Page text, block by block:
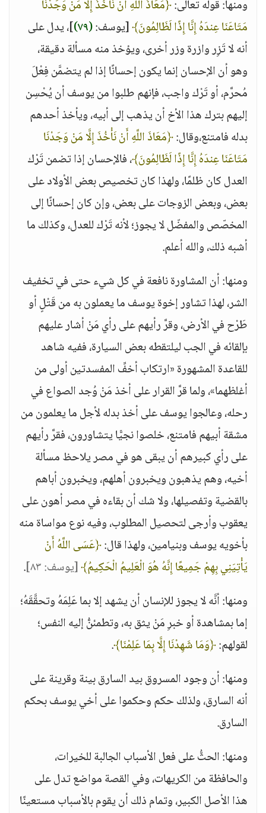
ومنها: قوله تعالى:﴿مَعَاذَ اللَّهِ أَنْ نَأْخُذَ إِلَّا مَنْ وَجَدْنَا
مَتَاعَنَا عِندَهُ إِنَّا إِذًا لَظَالِمُونَ﴾[يوسف:(٧٩)
]، يدل على
أنه لا تَزِر وازرة وزر أخرى، ويؤخذ منه مسألة دقيقة،
وهو أن الإحسان إنما يكون إحسانًا إذا لم يتضمَّن فِعْلَ
مُحرَّم، أو تَرْك واجب، فإنهم طلبوا من يوسف أن يُحْسِن
إليهم بترك هذا الأخ أن يذهب إلى أبيه، ويأخذ أحدهم
بدله فامتنع،وقال:﴿مَعَاذَ اللَّهِ أَنْ نَأْخُذَ إِلَّا مَنْ وَجَدْنَا
مَتَاعَنَا عِندَهُ إِنَّا إِذًا لَظَالِمُونَ﴾، فالإحسان إذا تضمن تَرْك
العدل كان ظلمًا، ولهذا كان تخصيص بعض الأولاد على
بعض، وبعض الزوجات على بعض، وإن كان إحسانًا إلى
المخصّص والمفضّل لا يجوز؛ لأنه تَرْك للعدل، وكذلك ما
أشبه ذلك، والله أعلم.
ومنها: أن المشاورة نافعة في كل شيء حتى في تخفيف
الشر، لهذا تشاور إخوة يوسف ما يعملون به من قَتْلٍ أو
طَرْح في الأرض، وقرَّ رأيهم على رأي مَنْ أشار عليهم
بإلقائه في الجب ليلتقطه بعض السيارة، ففيه شاهد
للقاعدة المشهورة «ارتكاب أخفِّ المفسدتين أولى من
أغلظهما»، ولما قرَّ القرار على أخذ مَنْ وُجد الصواع في
رحله، وعالجوا يوسف على أخذ بدله لأجل ما يعلمون من
مشقة أبيهم فامتنع، خلصوا نجيًّا يتشاورون، فقرَّ رأيهم
على رأي كبيرهم أن يبقى هو في مصر يلاحظ مسألة
أخيه، وهم يذهبون ويخبرون أهلهم، ويخبرون أباهم
بالقضية وتفصيلها، ولا شك أن بقاءه في مصر أهون على
يعقوب وأرجى لتحصيل المطلوب، وفيه نوع مواساة منه
بأخويه يوسف وبنيامين، ولهذا قال:﴿عَسَى اللَّهُ أَنْ
يَأْتِيَنِي بِهِمْ جَمِيعًا إِنَّهُ هُوَ الْعَلِيمُ الْحَكِيمُ﴾[يوسف: ٨٣]
.
ومنها: أنَّه لا يجوز للإنسان أن يشهد إلا بما عَلِمَهُ وتحقَّقَهُ؛
إما بمشاهدة أو خبرِ مَنْ يثق به، وتطمئنُّ إليه النفس؛
لقولهم:﴿وَمَا شَهِدْنَا إِلَّا بِمَا عَلِمْنَا﴾.
ومنها: أن وجود المسروق بيد السارق بينة وقرينة على
أنه السارق، ولذلك حكم وحكموا على أخي يوسف بحكم
السارق.
ومنها: الحثُّ على فعل الأسباب الجالبة للخيرات،
والحافظة من الكريهات، وفي القصة مواضع تدل على
هذا الأصل الكبير، وتمام ذلك أن يقوم بالأسباب مستعينًا